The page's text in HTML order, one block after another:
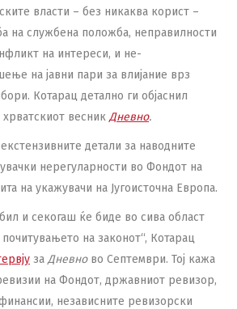
власти – без никаква корист –
на службена положба, неправилности
на интереси, и не-
на јавни пари за влијание врз
Котарац детално ги објаснил
хрватскиот весник Дневно.
детали за наводните
нерегуларности во Фондот на
на укажувачи на Југоисточна Европа.
и секогаш ќе биде во сива област
на законот“, Котарац
за Дневново Септември. Тој кажа
на Фондот, државниот ревизор,
независните ревизорски